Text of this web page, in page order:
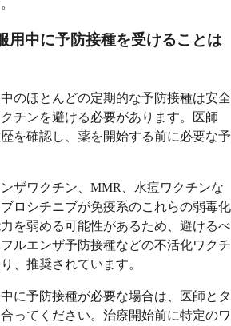
用中に予防接種を受けることは
のほとんどの定期的な予防接種は安全
チンを避ける必要があります。医師
を確認し、薬を開始する前に必要な予
ザワクチン、MMR、水痘ワクチンな
ロシチニブが免疫系のこれらの弱毒化
を弱める可能性があるため、避けるべ
ルエンザ予防接種などの不活化ワクチ
、推奨されています。
に予防接種が必要な場合は、医師とタ
ってください。治療開始前に特定のワ